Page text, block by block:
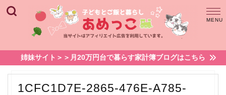
姉妹サイト＞＞月20万円台で暮らす家計簿ブログはこちら
1CFC1D7E-2865-476E-A785-